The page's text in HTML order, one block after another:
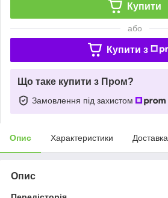
Купити
або
Купити з
Що таке купити з Пром?
Замовлення під захистом
Опис Характеристики Доставка
Опис